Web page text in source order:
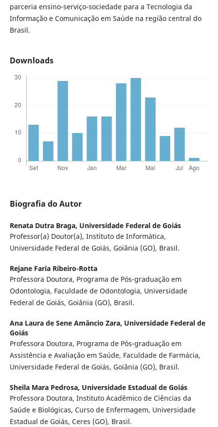
parceria ensino-serviço-sociedade para a Tecnologia da
Informação e Comunicação em Saúde na região central do
Brasil.
Downloads
Biografia do Autor
Renata Dutra Braga, Universidade Federal de Goiás
Professor(a) Doutor(a), Instituto de Informática,
Universidade Federal de Goiás, Goiânia (GO), Brasil.
Rejane Faria Ribeiro-Rotta
Professora Doutora, Programa de Pós-graduação em
Odontologia, Faculdade de Odontologia, Universidade
Federal de Goiás, Goiânia (GO), Brasil.
Ana Laura de Sene Amâncio Zara, Universidade Federal de
Goiás
Professora Doutora, Programa de Pós-graduação em
Assistência e Avaliação em Saúde, Faculdade de Farmácia,
Universidade Federal de Goiás, Goiânia (GO), Brasil.
Sheila Mara Pedrosa, Universidade Estadual de Goiás
Professora Doutora, Instituto Acadêmico de Ciências da
Saúde e Biológicas, Curso de Enfermagem, Universidade
Estadual de Goiás, Ceres (GO), Brasil.